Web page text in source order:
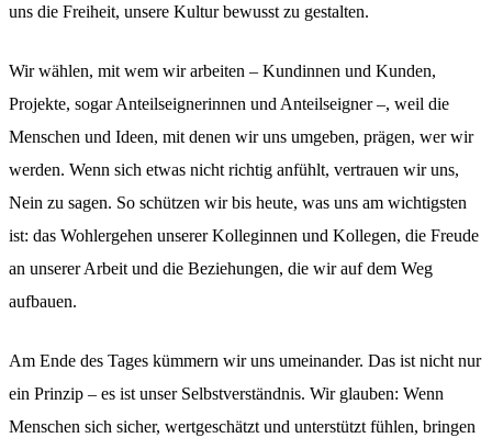
uns die Freiheit, unsere Kultur bewusst zu gestalten.
Wir wählen, mit wem wir arbeiten – Kundinnen und Kunden,
Projekte, sogar Anteilseignerinnen und Anteilseigner –, weil die
Menschen und Ideen, mit denen wir uns umgeben, prägen, wer wir
werden. Wenn sich etwas nicht richtig anfühlt, vertrauen wir uns,
Nein zu sagen. So schützen wir bis heute, was uns am wichtigsten
ist: das Wohlergehen unserer Kolleginnen und Kollegen, die Freude
an unserer Arbeit und die Beziehungen, die wir auf dem Weg
aufbauen.
Am Ende des Tages kümmern wir uns umeinander. Das ist nicht nur
ein Prinzip – es ist unser Selbstverständnis. Wir glauben: Wenn
Menschen sich sicher, wertgeschätzt und unterstützt fühlen, bringen